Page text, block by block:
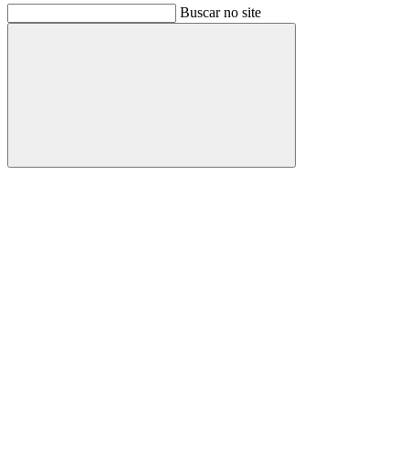
Buscar no site
Buscar